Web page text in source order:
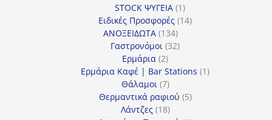
STOCK ΨΥΓΕΙΑ 11
προϊόν
Ειδικές Προσφορές 1414
ΑΝΟΞΕΙΔΩΤΑ 134134
προϊόντα
Γαστρονόμοι 3232
Ερμάρια 22
προϊόντα
Ερμάρια Καφέ | Bar Stations 11
Θάλαμοι 77
προϊόντα
Θερμαντικά ραφιού 55
Λάντζες 1818